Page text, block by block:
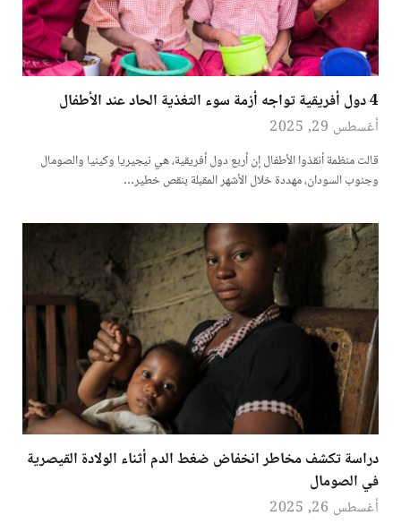
4 دول أفريقية تواجه أزمة سوء التغذية الحاد عند الأطفال
أغسطس 29, 2025
قالت منظمة أنقذوا الأطفال إن أربع دول أفريقية، هي نيجيريا وكينيا والصومال
وجنوب السودان، مهددة خلال الأشهر المقبلة بنقص خطير…
دراسة تكشف مخاطر انخفاض ضغط الدم أثناء الولادة القيصرية
في الصومال
أغسطس 26, 2025